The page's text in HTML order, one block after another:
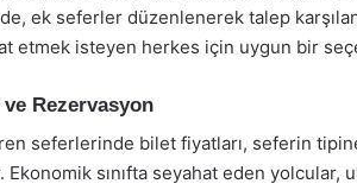
ek seferler düzenlenerek talep
etmek isteyen herkes için uygun bir
Rezervasyon
seferlerinde bilet fiyatları, seferin
sınıfta seyahat eden